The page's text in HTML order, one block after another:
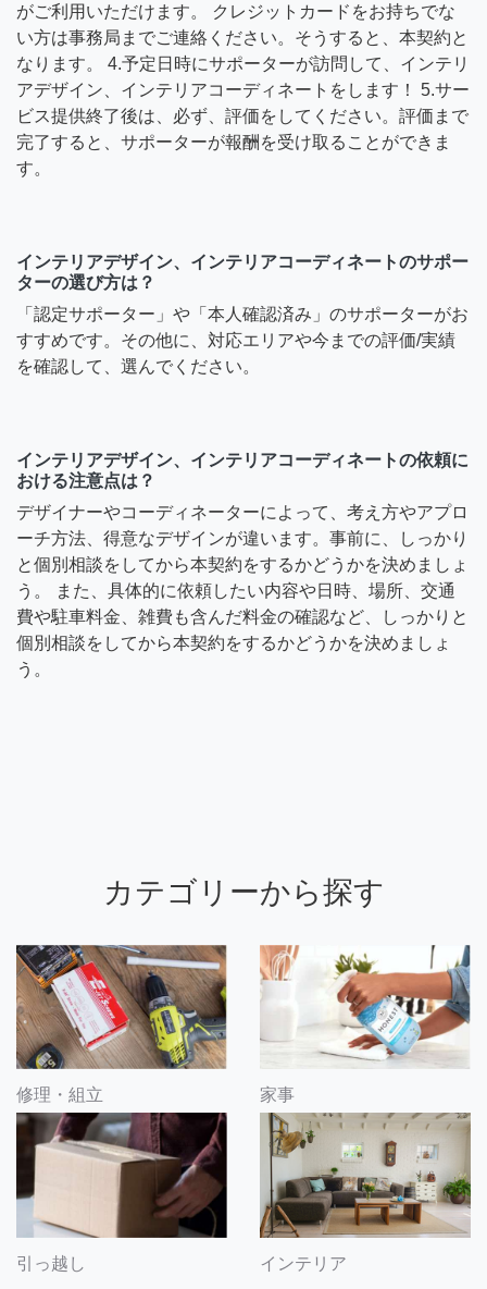
がご利用いただけます。 クレジットカードをお持ちでな
い方は事務局までご連絡ください。そうすると、本契約と
なります。 4.予定日時にサポーターが訪問して、インテリ
アデザイン、インテリアコーディネートをします！ 5.サー
ビス提供終了後は、必ず、評価をしてください。評価まで
完了すると、サポーターが報酬を受け取ることができま
す。
インテリアデザイン、インテリアコーディネートのサポー
ターの選び方は？
「認定サポーター」や「本人確認済み」のサポーターがお
すすめです。その他に、対応エリアや今までの評価/実績
を確認して、選んでください。
インテリアデザイン、インテリアコーディネートの依頼に
おける注意点は？
デザイナーやコーディネーターによって、考え方やアプロ
ーチ方法、得意なデザインが違います。事前に、しっかり
と個別相談をしてから本契約をするかどうかを決めましょ
う。 また、具体的に依頼したい内容や日時、場所、交通
費や駐車料金、雑費も含んだ料金の確認など、しっかりと
個別相談をしてから本契約をするかどうかを決めましょ
う。
カテゴリーから探す
修理・組立 家事
引っ越し インテリア